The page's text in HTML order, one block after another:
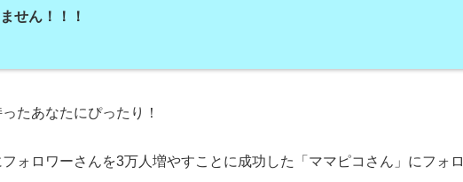
せん！！！
たあなたにぴったり！
ォロワーさんを3万人増やすことに成功した「ママピコさん」にフォロ